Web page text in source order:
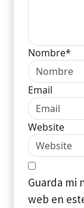
Nombre*
Email
Website
Guarda mi
web en